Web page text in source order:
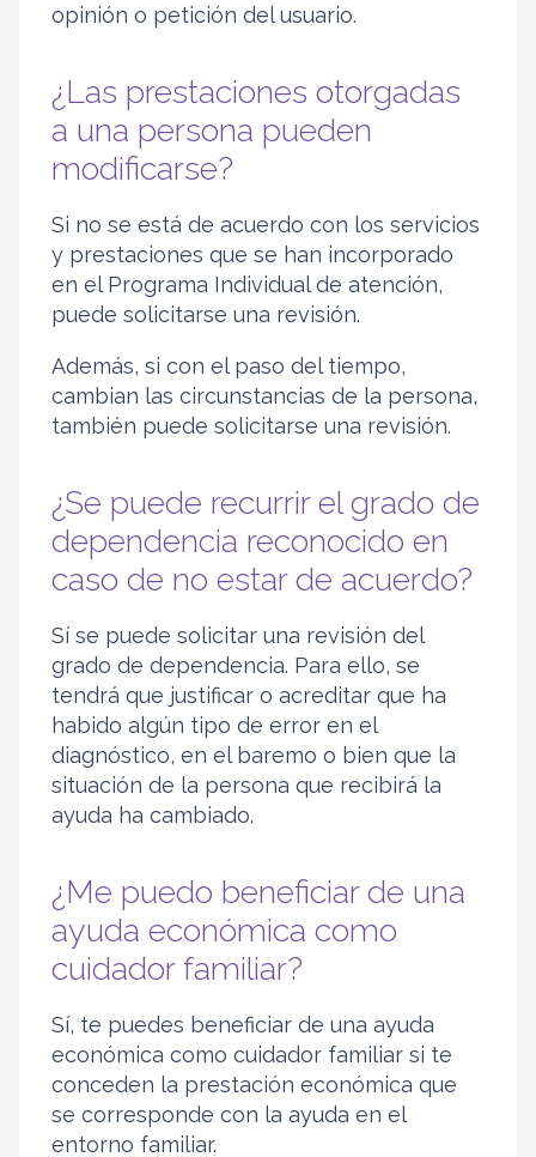
opinión o petición del usuario.
¿Las prestaciones otorgadas
a una persona pueden
modificarse?
Si no se está de acuerdo con los servicios
y prestaciones que se han incorporado
en el Programa Individual de atención,
puede solicitarse una revisión.
Además, si con el paso del tiempo,
cambian las circunstancias de la persona,
también puede solicitarse una revisión.
¿Se puede recurrir el grado de
dependencia reconocido en
caso de no estar de acuerdo?
Sí se puede solicitar una revisión del
grado de dependencia. Para ello, se
tendrá que justificar o acreditar que ha
habido algún tipo de error en el
diagnóstico, en el baremo o bien que la
situación de la persona que recibirá la
ayuda ha cambiado.
¿Me puedo beneficiar de una
ayuda económica como
cuidador familiar?
Sí, te puedes beneficiar de una ayuda
económica como cuidador familiar si te
conceden la prestación económica que
se corresponde con la ayuda en el
entorno familiar.